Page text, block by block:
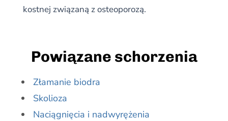
kostnej związaną z osteoporozą.
Powiązane schorzenia
Złamanie biodra
Skolioza
Naciągnięcia i nadwyrężenia